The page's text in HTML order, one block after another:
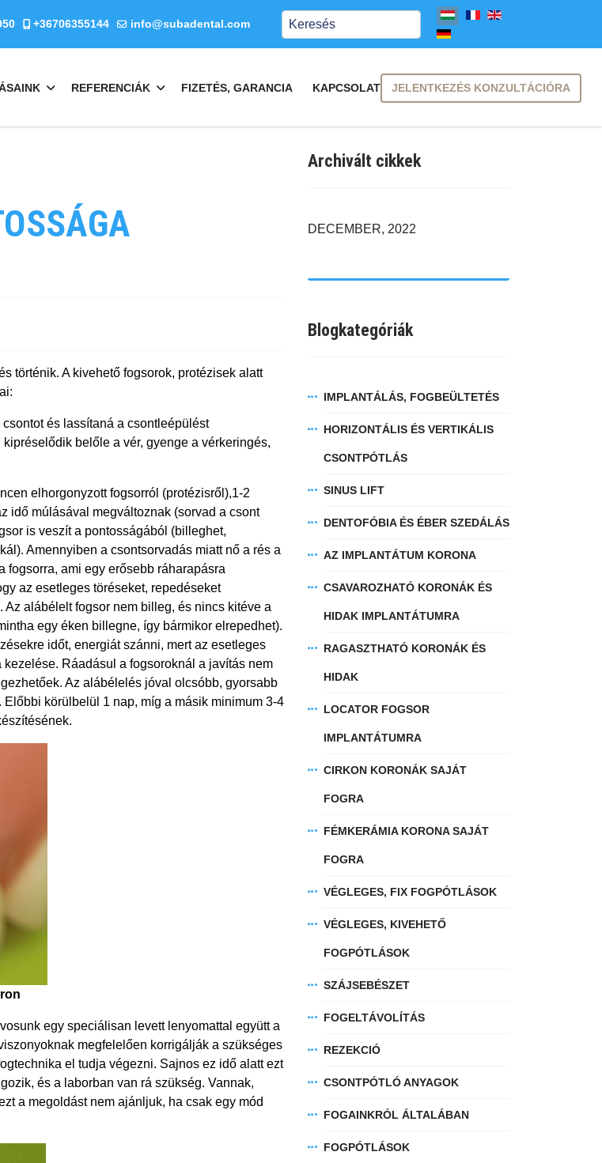
Keresés
+36706355144 info@subadental.com
JELENTKEZÉS KONZULTÁCIÓRA
REFERENCIÁK FIZETÉS, GARANCIA KAPCSOLAT
történik. A kivehető fogsorok, protézisek alatt
és lassítaná a csontleépülést
belőle a vér, gyenge a vérkeringés,
elhorgonyzott fogsorról (protézisről),1-2
idő múlásával megváltoznak (sorvad a csont
is veszít a pontosságából (billeghet,
Amennyiben a csontsorvadás miatt nő a rés a
fogsorra, ami egy erősebb ráharapásra
az esetleges töréseket, repedéseket
alábélelt fogsor nem billeg, és nincs kitéve a
egy éken billegne, így bármikor elrepedhet).
időt, energiát szánni, mert az esetleges
Ráadásul a fogsoroknál a javítás nem
Az alábélelés jóval olcsóbb, gyorsabb
körülbelül 1 nap, míg a másik minimum 3-4
egy speciálisan levett lenyomattal együtt a
megfelelően korrigálják a szükséges
el tudja végezni. Sajnos ez idő alatt ezt
és a laborban van rá szükség. Vannak,
a megoldást nem ajánljuk, ha csak egy mód
Archivált cikkek
DECEMBER, 2022
Blogkategóriák
IMPLANTÁLÁS, FOGBEÜLTETÉS
HORIZONTÁLIS ÉS VERTIKÁLIS
CSONTPÓTLÁS
SINUS LIFT
DENTOFÓBIA ÉS ÉBER SZEDÁLÁS
AZ IMPLANTÁTUM KORONA
CSAVAROZHATÓ KORONÁK ÉS
HIDAK IMPLANTÁTUMRA
RAGASZTHATÓ KORONÁK ÉS
HIDAK
LOCATOR FOGSOR
IMPLANTÁTUMRA
CIRKON KORONÁK SAJÁT
FOGRA
FÉMKERÁMIA KORONA SAJÁT
FOGRA
VÉGLEGES, FIX FOGPÓTLÁSOK
VÉGLEGES, KIVEHETŐ
FOGPÓTLÁSOK
SZÁJSEBÉSZET
FOGELTÁVOLÍTÁS
REZEKCIÓ
CSONTPÓTLÓ ANYAGOK
FOGAINKRÓL ÁLTALÁBAN
FOGPÓTLÁSOK